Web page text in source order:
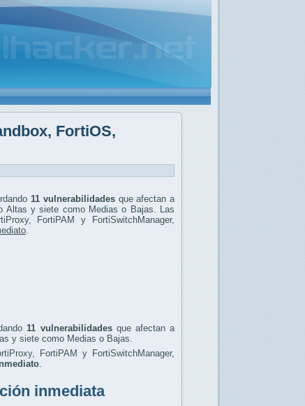
FortiOS,
11 vulnerabilidadesque afectan a
Altas y siete como Medias o Bajas. Las
FortiPAM y FortiSwitchManager,
11 vulnerabilidadesque afectan a
y siete como Medias o Bajas.
FortiPAM y FortiSwitchManager,
.
inmediata